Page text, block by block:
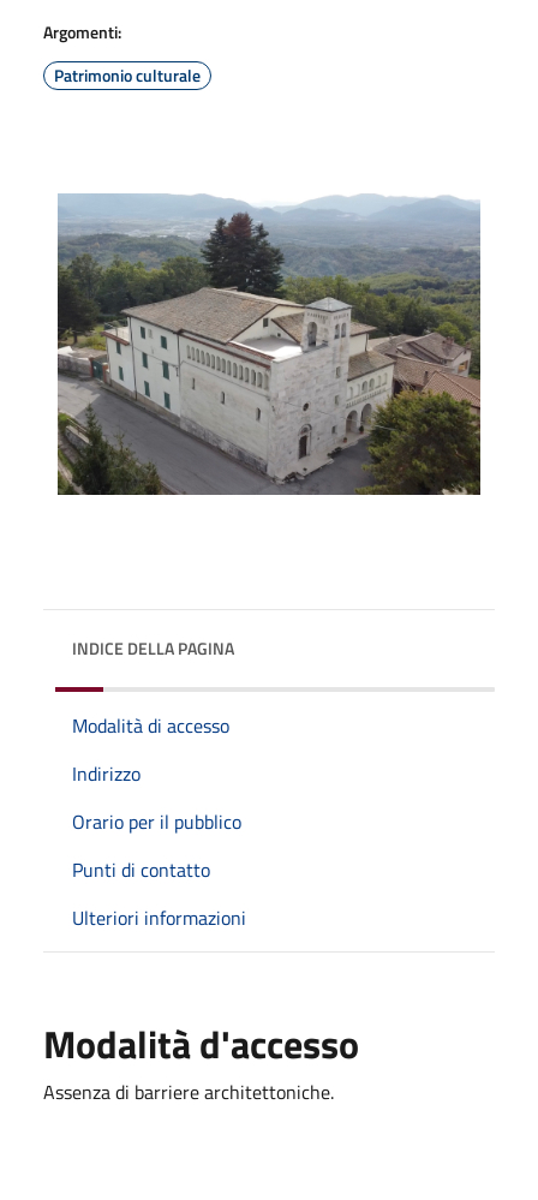
Argomenti:
Patrimonio culturale
INDICE DELLA PAGINA
Modalità di accesso
Indirizzo
Orario per il pubblico
Punti di contatto
Ulteriori informazioni
Modalità d'accesso
Assenza di barriere architettoniche.